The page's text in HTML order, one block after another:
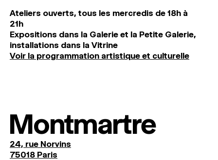
Ateliers ouverts, tous les mercredis de 18h à
21h
Expositions dans la Galerie et la Petite Galerie,
installations dans la Vitrine
Voir la programmation artistique et culturelle
Montmartre
24, rue Norvins
75018 Paris